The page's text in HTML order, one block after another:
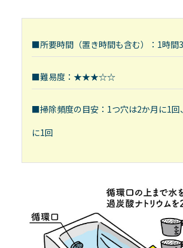
■所要時間（置き時間も含む）：1時間
■難易度：★★★☆☆
■掃除頻度の目安：1つ穴は2か月に1回
に1回